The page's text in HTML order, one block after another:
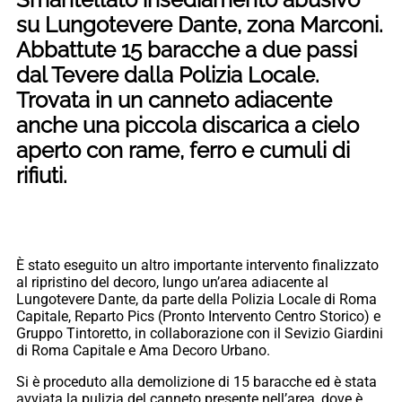
su Lungotevere Dante, zona Marconi.
Abbattute 15 baracche a due passi
dal Tevere dalla Polizia Locale.
Trovata in un canneto adiacente
anche una piccola discarica a cielo
aperto con rame, ferro e cumuli di
rifiuti.
È stato eseguito un altro importante intervento finalizzato
al ripristino del decoro, lungo un’area adiacente al
Lungotevere Dante, da parte della Polizia Locale di Roma
Capitale, Reparto Pics (Pronto Intervento Centro Storico) e
Gruppo Tintoretto, in collaborazione con il Sevizio Giardini
di Roma Capitale e Ama Decoro Urbano.
Si è proceduto alla demolizione di 15 baracche ed è stata